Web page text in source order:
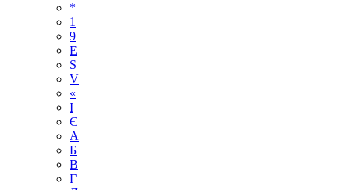
*
1
9
E
S
V
«
І
Є
А
Б
В
Г